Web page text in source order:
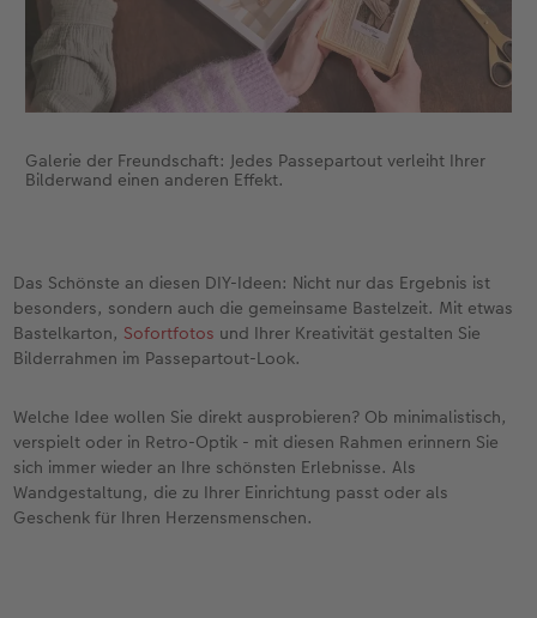
Galerie der Freundschaft: Jedes Passepartout verleiht Ihrer
Bilderwand einen anderen Effekt.
Das Schönste an diesen DIY-Ideen: Nicht nur das Ergebnis ist
besonders, sondern auch die gemeinsame Bastelzeit. Mit etwas
Bastelkarton, Sofortfotos und Ihrer Kreativität gestalten Sie
Bilderrahmen im Passepartout-Look.
Welche Idee wollen Sie direkt ausprobieren? Ob minimalistisch,
verspielt oder in Retro-Optik - mit diesen Rahmen erinnern Sie
sich immer wieder an Ihre schönsten Erlebnisse. Als
Wandgestaltung, die zu Ihrer Einrichtung passt oder als
Geschenk für Ihren Herzensmenschen.